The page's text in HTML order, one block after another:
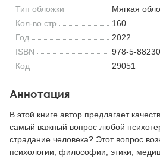
Тип обложки
Мягкая
Кол-во стр
160
Год
2022
ISBN
978-5-
Код
29051
Аннотация
В этой книге автор предлагает
самый важный вопрос любой
страдание человека? Этот вопрос
психологии, философии, этики,